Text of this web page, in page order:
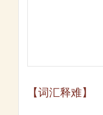
【词汇释难】